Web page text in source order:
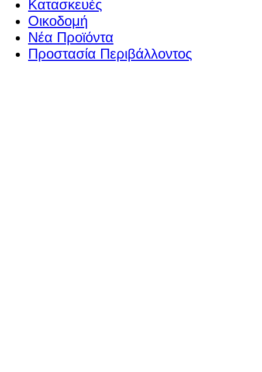
Κατασκευές
Οικοδομή
Νέα Προϊόντα
Προστασία Περιβάλλοντος